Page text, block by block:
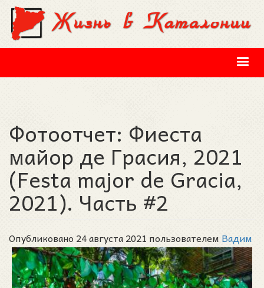
Перейти к основному содержанию
Фотоотчет: Фиеста
майор де Грасия, 2021
(Festa major de Gracia,
2021). Часть #2
Опубликовано 24 августа 2021 пользователем Вадим